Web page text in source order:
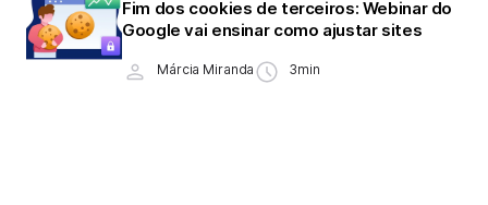
Fim dos cookies de terceiros: Webinar do
Google vai ensinar como ajustar sites
Márcia Miranda 3min